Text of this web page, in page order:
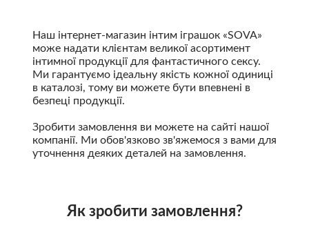
Наш інтернет-магазин інтим іграшок «SOVA»
може надати клієнтам великої асортимент
інтимної продукції для фантастичного сексу.
Ми гарантуємо ідеальну якість кожної одиниці
в каталозі, тому ви можете бути впевнені в
безпеці продукції.
Зробити замовлення ви можете на сайті нашої
компанії. Ми обов'язково зв'яжемося з вами для
уточнення деяких деталей на замовлення.
Як зробити замовлення?